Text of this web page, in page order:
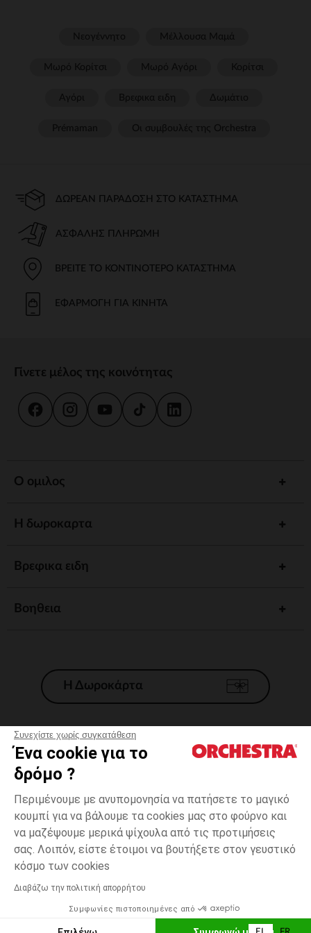
Συνεχίστε χωρίς συγκατάθεση
Ένα cookie για το
δρόμο ?
Περιμένουμε με ανυπομονησία να πατήσετε το μαγικό
κουμπί για να βάλουμε τα cookies μας στο φούρνο και
να μαζέψουμε μερικά ψίχουλα από τις προτιμήσεις
σας. Λοιπόν, είστε έτοιμοι να βουτήξετε στον γευστικό
κόσμο των cookies
Διαβάζω την πολιτική απορρήτου
Συμφωνίες πιστοποιημένες από
Πολύχρωμο
one
Δυνατότητα πληρωμής με
ΠΡΟΣΘΉΚΗ ΣΤΟ ΚΑΛΆΘΙ
ΔΩΡΕΆΝ ΠΑΡΆΔΟΣΗ ΣΤΟ ΚΑΤΆΣΤΗΜΑ
ΑΣΦΑΛΉΣ ΠΛΗΡΩΜΉ
ΒΡΕΊΤΕ ΤΟ ΚΟΝΤΙΝΌΤΕΡΟ ΚΑΤΆΣΤΗΜΑ
ΕΦΑΡΜΟΓΉ ΓΙΑ ΚΙΝΗΤΆ
Γίνετε μέλος της κοινότητας
Ο ομιλος
Η δωροκαρτα
Βρεφικα ειδη
Βοηθεια
Η Δωροκάρτα
Γενικοί 'Οροι Πώλησης
*Εμπορικες προσφορες
Προσωπικά δεδομένα
Διαχείρηση των cookies
Προσβασιμότητα: μη συμμορφούμενη
H Orchestra συμμετέχει στον κωδικά δεοντολογίας και στο σύστημα
μεσολάβησης της Γαλλικής Ομοσπονδίας Ηλεκτρονικού Εμπορίου.